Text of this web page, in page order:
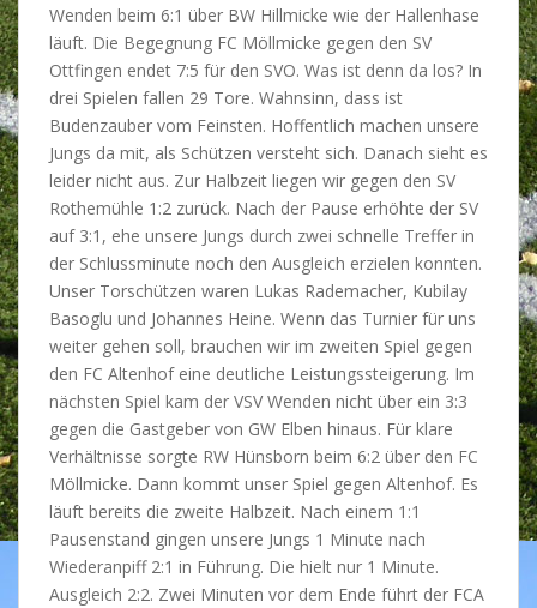
Wenden beim 6:1 über BW Hillmicke wie der Hallenhase
läuft. Die Begegnung FC Möllmicke gegen den SV
Ottfingen endet 7:5 für den SVO. Was ist denn da los? In
drei Spielen fallen 29 Tore. Wahnsinn, dass ist
Budenzauber vom Feinsten. Hoffentlich machen unsere
Jungs da mit, als Schützen versteht sich. Danach sieht es
leider nicht aus. Zur Halbzeit liegen wir gegen den SV
Rothemühle 1:2 zurück. Nach der Pause erhöhte der SV
auf 3:1, ehe unsere Jungs durch zwei schnelle Treffer in
der Schlussminute noch den Ausgleich erzielen konnten.
Unser Torschützen waren Lukas Rademacher, Kubilay
Basoglu und Johannes Heine. Wenn das Turnier für uns
weiter gehen soll, brauchen wir im zweiten Spiel gegen
den FC Altenhof eine deutliche Leistungssteigerung. Im
nächsten Spiel kam der VSV Wenden nicht über ein 3:3
gegen die Gastgeber von GW Elben hinaus. Für klare
Verhältnisse sorgte RW Hünsborn beim 6:2 über den FC
Möllmicke. Dann kommt unser Spiel gegen Altenhof. Es
läuft bereits die zweite Halbzeit. Nach einem 1:1
Pausenstand gingen unsere Jungs 1 Minute nach
Wiederanpiff 2:1 in Führung. Die hielt nur 1 Minute.
Ausgleich 2:2. Zwei Minuten vor dem Ende führt der FCA